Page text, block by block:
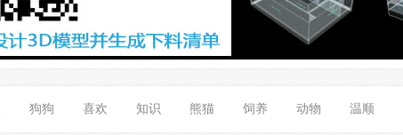
狗狗 喜欢 知识 熊猫 饲养 动物 温顺